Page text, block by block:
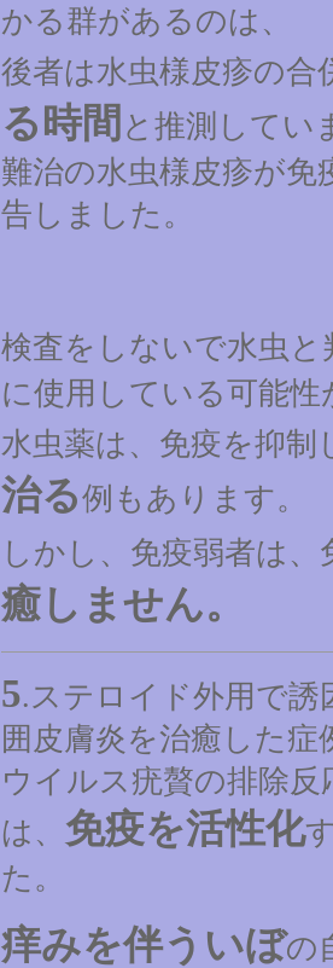
かる群があるのは、
後者は水虫様皮疹の合
る時間 と推測してい
難治の水虫様皮疹が免
告しました。
検査をしないで水虫
に使用している可能
水虫薬は、免疫を抑制
治る例もあります。
しかし、免疫弱者は
癒しません。
5.ステロイド外用で誘
囲皮膚炎を治癒した症
ウイルス疣贅の排除
は、 免疫を活性化
た。
痒みを伴ういぼの